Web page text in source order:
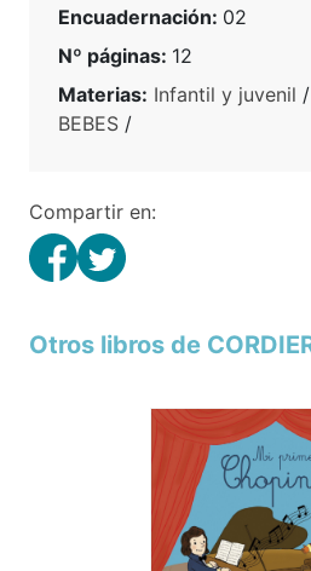
Encuadernación: 02
Nº páginas: 12
Materias: Infantil y juvenil /
BEBES /
Compartir en:
Otros libros de